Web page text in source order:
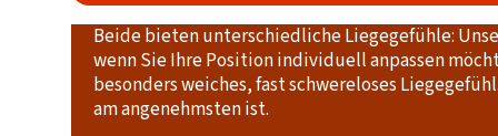
Beide bieten unterschiedliche Liegegefühle:
wenn Sie Ihre Position individuell anpassen
besonders weiches, fast schwereloses
am angenehmsten ist.